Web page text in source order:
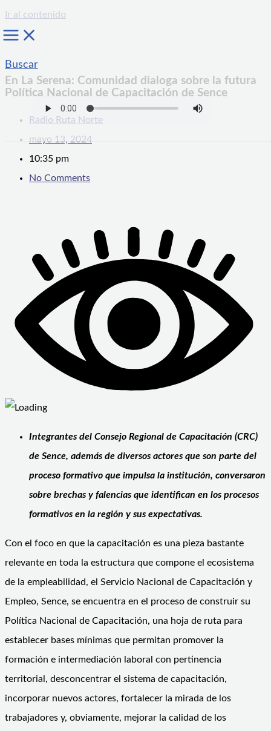
Ir al contenido
Buscar
En La Serena: Comunidad dialoga sobre la futura
Política Nacional de Capacitación de Sence
Radio Ruta Norte
mayo 13, 2024
10:35 pm
No Comments
Integrantes del Consejo Regional de Capacitación (CRC)
de Sence, además de diversos actores que son parte del
proceso formativo que impulsa la institución, conversaron
sobre brechas y falencias que identifican en los procesos
formativos en la región y sus expectativas.
Con el foco en que la capacitación es una pieza bastante
relevante en toda la estructura que compone el ecosistema
de la empleabilidad, el Servicio Nacional de Capacitación y
Empleo, Sence, se encuentra en el proceso de construir su
Política Nacional de Capacitación, una hoja de ruta para
establecer bases mínimas que permitan promover la
formación e intermediación laboral con pertinencia
territorial, desconcentrar el sistema de capacitación,
incorporar nuevos actores, fortalecer la mirada de los
trabajadores y, obviamente, mejorar la calidad de los